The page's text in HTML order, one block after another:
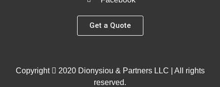
Get a Quote
Copyright
2020 Dionysiou & Partners LLC | All rights
reserved.